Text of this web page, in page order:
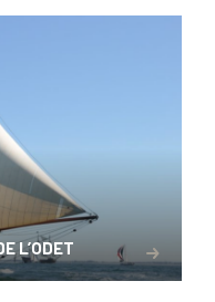
L’ODET